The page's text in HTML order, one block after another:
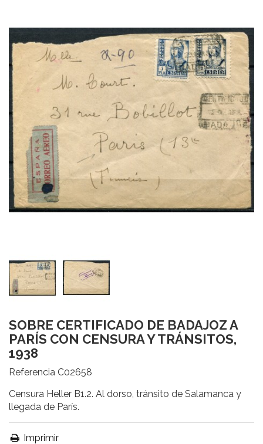
SOBRE CERTIFICADO DE BADAJOZ A
PARÍS CON CENSURA Y TRÁNSITOS,
1938
Referencia C02658
Censura Heller B1.2. Al dorso, tránsito de Salamanca y
llegada de París.
Imprimir